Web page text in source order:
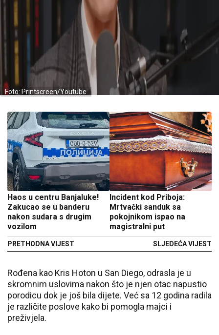
Foto: Printscreen/Youtube
Haos u centru Banjaluke!
Zakucao se u banderu
nakon sudara s drugim
vozilom
PRETHODNA VIJEST
Incident kod Priboja:
Mrtvački sanduk sa
pokojnikom ispao na
magistralni put
SLJEDEĆA VIJEST
Rođena kao Kris Hoton u San Diego, odrasla je u
skromnim uslovima nakon što je njen otac napustio
porodicu dok je još bila dijete. Već sa 12 godina radila
je različite poslove kako bi pomogla majci i
preživjela.